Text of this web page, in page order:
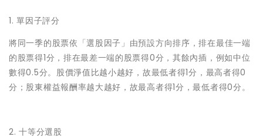
1. 單因子評分
將同一季的股票依「選股因子」由預設方向排序，排在最佳一端
的股票得1分，排在最差一端的股票得0分，其餘內插，例如中位
數得0.5分。股價淨值比越小越好，故最低者得1分，最高者得0
分；股東權益報酬率越大越好，故最高者得1分，最低者得0分。
2. 十等分選股